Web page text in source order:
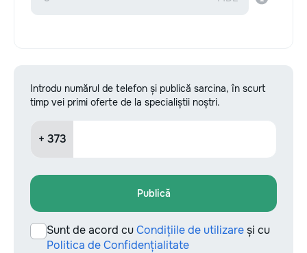
Introdu numărul de telefon și publică sarcina, în scurt
timp vei primi oferte de la specialiștii noștri.
+ 373
Publică
Sunt de acord cuCondițiile de utilizareși cu
Politica de Confidențialitate